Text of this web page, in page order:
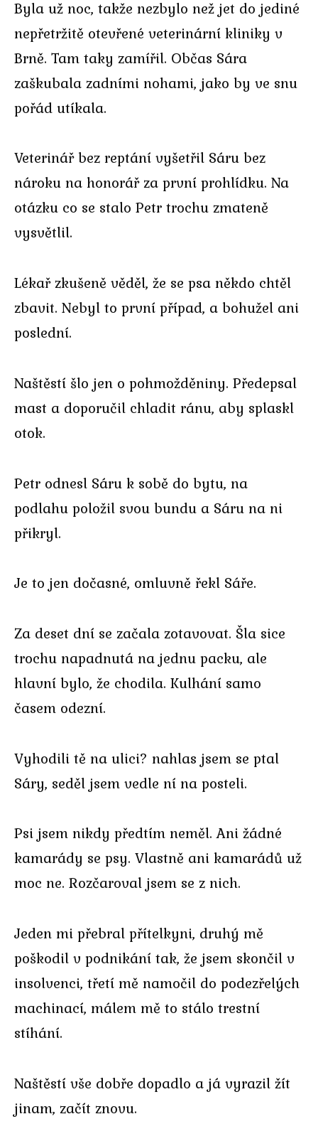
Byla už noc, takže nezbylo než jet do jediné
nepřetržitě otevřené veterinární kliniky v
Brně. Tam taky zamířil. Občas Sára
zaškubala zadními nohami, jako by ve snu
pořád utíkala.
Veterinář bez reptání vyšetřil Sáru bez
nároku na honorář za první prohlídku. Na
otázku co se stalo Petr trochu zmateně
vysvětlil.
Lékař zkušeně věděl, že se psa někdo chtěl
zbavit. Nebyl to první případ, a bohužel ani
poslední.
Naštěstí šlo jen o pohmožděniny. Předepsal
mast a doporučil chladit ránu, aby splaskl
otok.
Petr odnesl Sáru k sobě do bytu, na
podlahu položil svou bundu a Sáru na ni
přikryl.
Je to jen dočasné, omluvně řekl Sáře.
Za deset dní se začala zotavovat. Šla sice
trochu napadnutá na jednu packu, ale
hlavní bylo, že chodila. Kulhání samo
časem odezní.
Vyhodili tě na ulici? nahlas jsem se ptal
Sáry, seděl jsem vedle ní na posteli.
Psi jsem nikdy předtím neměl. Ani žádné
kamarády se psy. Vlastně ani kamarádů už
moc ne. Rozčaroval jsem se z nich.
Jeden mi přebral přítelkyni, druhý mě
poškodil v podnikání tak, že jsem skončil v
insolvenci, třetí mě namočil do podezřelých
machinací, málem mě to stálo trestní
stíhání.
Naštěstí vše dobře dopadlo a já vyrazil žít
jinam, začít znovu.